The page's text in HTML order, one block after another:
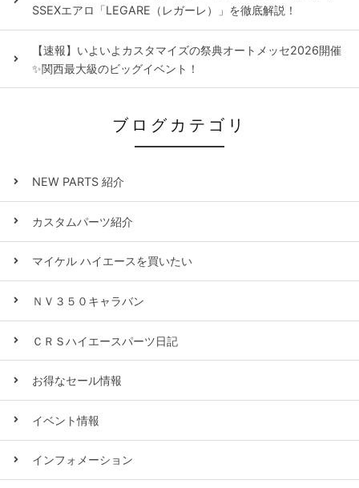
SSEXエアロ「LEGARE（レガーレ）」を徹底解説！
【速報】いよいよカスタマイズの祭典オートメッセ2026開催
✨関西最大級のビッグイベント！
ブログカテゴリ
NEW PARTS 紹介
カスタムパーツ紹介
マイケル ハイエースを買いたい
ＮＶ３５０キャラバン
ＣＲＳハイエースパーツ日記
お得なセール情報
イベント情報
インフォメーション